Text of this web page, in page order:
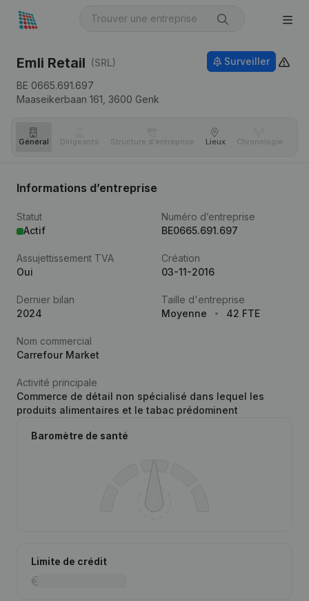
Emli Retail (SRL)
BE 0665.691.697
Maaseikerbaan 161, 3600 Genk
Surveiller
Général Dirigeants Structure d'entreprise Lieux Chronologie
Informations d’entreprise
Statut
Actif
Numéro d’entreprise
BE0665.691.697
Assujettissement TVA
Oui
Création
03-11-2016
Dernier bilan
2024
Taille d'entreprise
Moyenne
42 FTE
Nom commercial
Carrefour Market
Activité principale
Commerce de détail non spécialisé dans lequel les
produits alimentaires et le tabac prédominent
Baromètre de santé
Limite de crédit